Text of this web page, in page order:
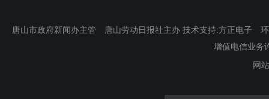
唐山市政府新闻办主管 唐山劳动日报社主办 技术支持:方正电子
增值电信业务
网